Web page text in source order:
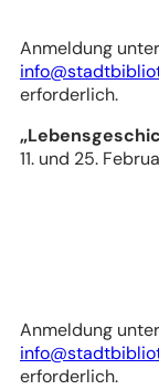
Anmeldung unter
info
erforderlich.
11. und 25.
Anmeldung unter
info
erforderlich.